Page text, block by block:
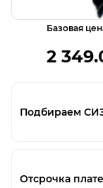
ОткрытьБазовая
2
Подбираем
Отсрочка